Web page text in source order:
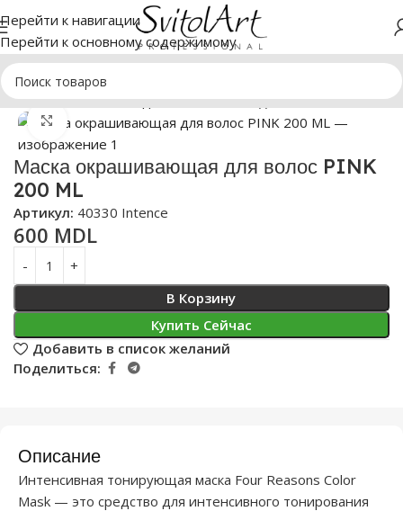
Перейти к навигации
Перейти к основному содержимому
Главная Косметика для волос Маски для волос
Нажмите, чтобы увеличить
Маска окрашивающая для волос PINK
200 ML
Артикул: 40330 Intence
600 MDL
В Корзину
Купить Сейчас
Добавить в список желаний
Поделиться:
Описание
Интенсивная тонирующая маска Four Reasons Color
Mask — это средство для интенсивного тонирования